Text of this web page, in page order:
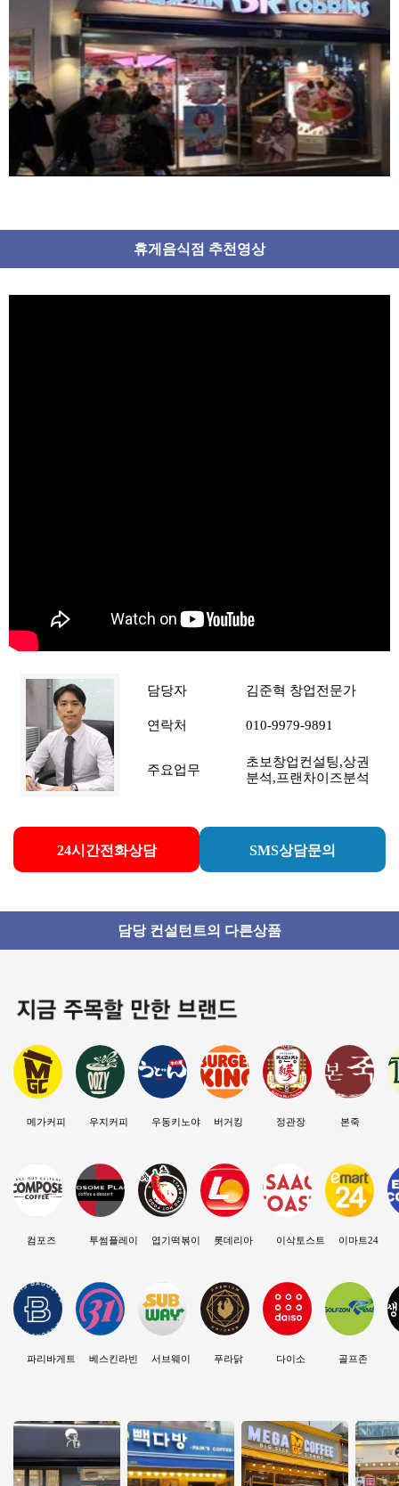
휴게음식점 추천영상
담당자 김준혁 창업전문가
연락처 010-9979-9891
주요업무
초보창업컨설팅,상권
분석,프랜차이즈분석
24시간전화상담 SMS상담문의
담당 컨설턴트의 다른상품
메가커피
컴포즈
파리바게트
우지커피
투썸플레이스
베스킨라빈스
우동키노야
엽기떡볶이
서브웨이
버거킹
롯데리아
푸라닭
정관장
이삭토스트
다이소
본죽
이마트24
골프존